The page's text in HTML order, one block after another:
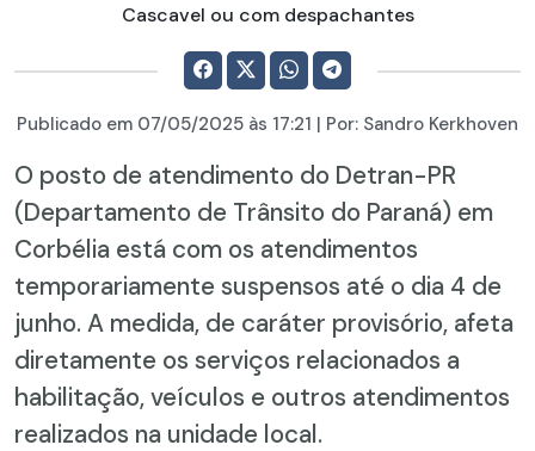
Cascavel ou com despachantes
Publicado em 07/05/2025 às 17:21 | Por: Sandro Kerkhoven
O posto de atendimento do Detran-PR
(Departamento de Trânsito do Paraná) em
Corbélia está com os atendimentos
temporariamente suspensos até o dia 4 de
junho. A medida, de caráter provisório, afeta
diretamente os serviços relacionados a
habilitação, veículos e outros atendimentos
realizados na unidade local.